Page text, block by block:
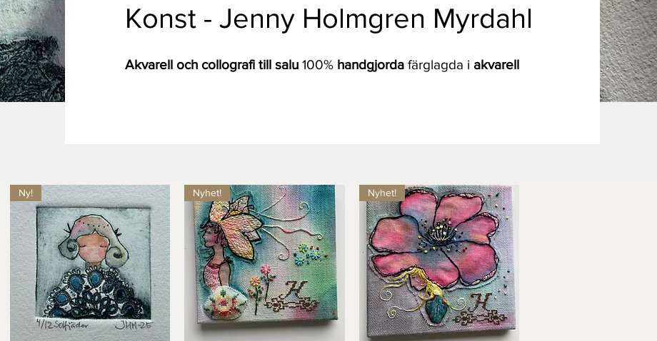
Konst - Jenny Holmgren Myrdahl
Akvarell och collografi till salu100% handgjorda färglagda i akvarell
Ny! Nyhet! Nyhet!